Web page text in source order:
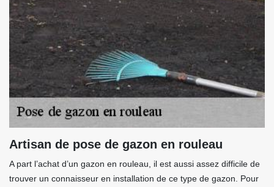
Artisan de pose de gazon en rouleau
A part l’achat d’un gazon en rouleau, il est aussi assez difficile de
trouver un connaisseur en installation de ce type de gazon. Pour